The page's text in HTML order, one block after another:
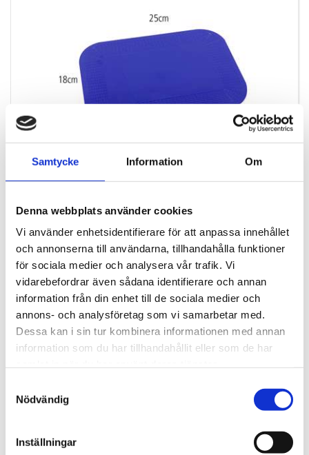
Samtycke Information Om
Denna webbplats använder cookies
Vi använder enhetsidentifierare för att anpassa innehållet
och annonserna till användarna, tillhandahålla funktioner
för sociala medier och analysera vår trafik. Vi
vidarebefordrar även sådana identifierare och annan
information från din enhet till de sociala medier och
annons- och analysföretag som vi samarbetar med.
Dessa kan i sin tur kombinera informationen med annan
information som du har tillhandahållit eller som de har
Nödvändig
Inställningar
SEK 286,25 / St.
SEK 229,00 Exkl. moms
Lägg i varukorg
6 i lager